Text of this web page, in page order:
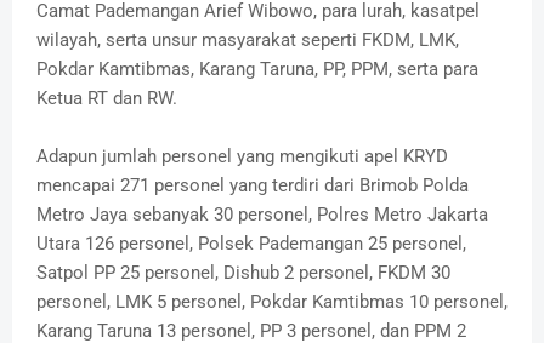
Camat Pademangan Arief Wibowo, para lurah, kasatpel
wilayah, serta unsur masyarakat seperti FKDM, LMK,
Pokdar Kamtibmas, Karang Taruna, PP, PPM, serta para
Ketua RT dan RW.
Adapun jumlah personel yang mengikuti apel KRYD
mencapai 271 personel yang terdiri dari Brimob Polda
Metro Jaya sebanyak 30 personel, Polres Metro Jakarta
Utara 126 personel, Polsek Pademangan 25 personel,
Satpol PP 25 personel, Dishub 2 personel, FKDM 30
personel, LMK 5 personel, Pokdar Kamtibmas 10 personel,
Karang Taruna 13 personel, PP 3 personel, dan PPM 2